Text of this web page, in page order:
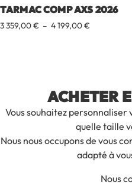
TARMAC COMP AXS 2026
3 359,00€ – 4 199,00€
4
199,00 €
ACHETER
Vous souhaitez personnaliser
quelle taille
Nous nous occupons de vous
adapté à
Nous